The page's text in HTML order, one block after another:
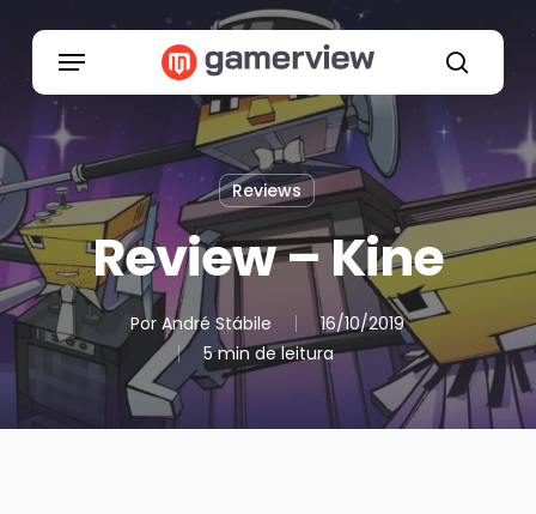
content
search
Menu
Reviews
Review – Kine
Por André Stábile
16/10/2019
5 min de leitura